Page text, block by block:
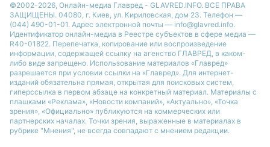
©2002-2026, Онлайн-медиа Главред - GLAVRED.INFO. ВСЕ ПРАВА
ЗАЩИЩЕНЫ. 04080, г. Киев, ул. Кириловская, дом 23. Телефон —
(044) 490-01-01. Адрес электронной почты — info@glavred.info.
Идентификатор онлайн-медиа в Реестре cубъектов в сфере медиа —
R40-01822. Перепечатка, копирование или воспроизведение
информации, содержащей ссылку на агенство ГЛАВРЕД, в каком-
либо виде запрещено. Использование материалов «Главред»
разрешается при условии ссылки на «Главред». Для интернет-
изданий обязательна прямая, открытая для поисковых систем,
гиперссылка в первом абзаце на конкретный материал. Материалы с
плашками «Реклама», «Новости компаний», «Актуально», «Точка
зрения», «Официально» публикуются на коммерческих или
партнерских началах. Точки зрения, выраженные в материалах в
рубрике "Мнения", не всегда совпадают с мнением редакции.